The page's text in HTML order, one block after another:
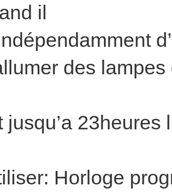
il
des
23heures
Horloge